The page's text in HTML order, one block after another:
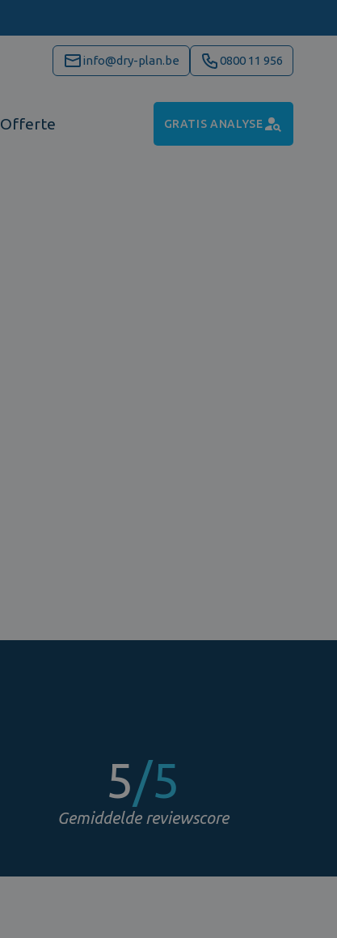
info@dry-plan.be 0800 11 956
Offerte GRATIS ANALYSE
5/5
Gemiddelde reviewscore